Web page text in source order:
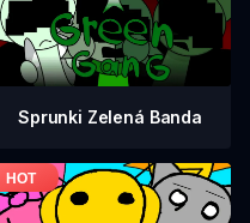
Sprunki Zelená Banda